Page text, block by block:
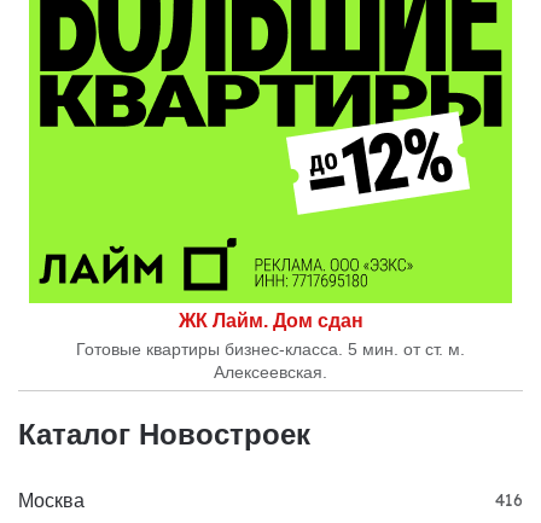
ЖК Лайм. Дом сдан
Готовые квартиры бизнес-класса. 5 мин. от ст. м.
Алексеевская.
Каталог Новостроек
Москва 416